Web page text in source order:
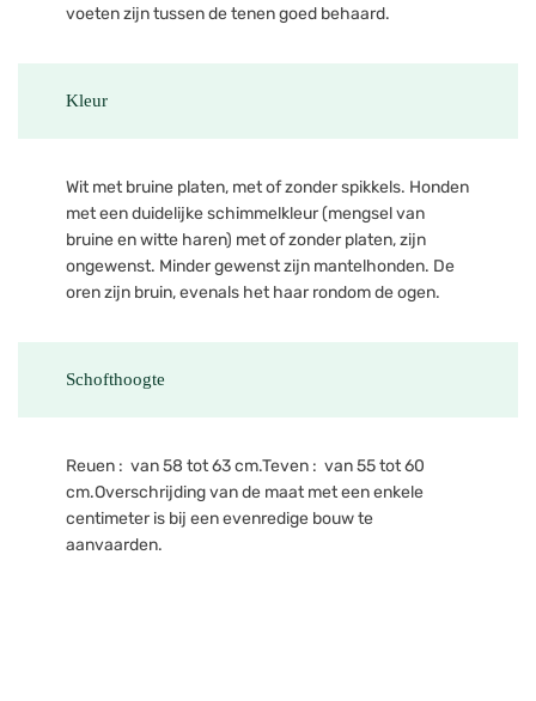
voeten zijn tussen de tenen goed behaard.
Kleur
Wit met bruine platen, met of zonder spikkels. Honden
met een duidelijke schimmelkleur (mengsel van
bruine en witte haren) met of zonder platen, zijn
ongewenst. Minder gewenst zijn mantelhonden. De
oren zijn bruin, evenals het haar rondom de ogen.
Schofthoogte
Reuen : van 58 tot 63 cm.Teven : van 55 tot 60
cm.Overschrijding van de maat met een enkele
centimeter is bij een evenredige bouw te
aanvaarden.